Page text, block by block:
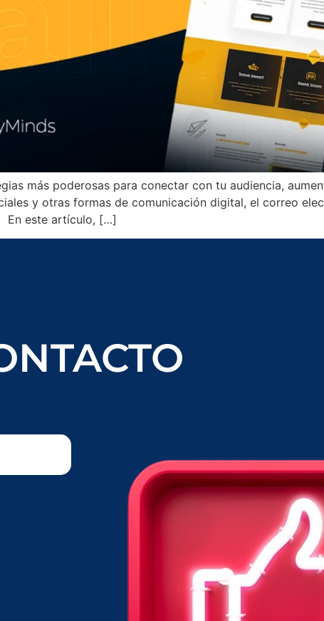
más poderosas para conectar con tu audiencia,
y otras formas de comunicación digital, el correo
En este artículo, […]